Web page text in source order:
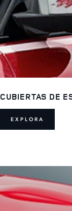
CUBIERTAS DE
EXPLORA